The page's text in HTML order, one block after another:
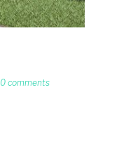
0 comments